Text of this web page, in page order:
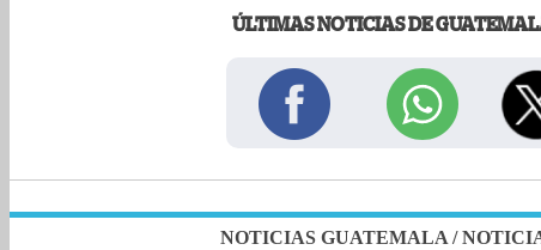
ÚLTIMAS NOTICIAS DE
NOTICIAS GUATEMALA /